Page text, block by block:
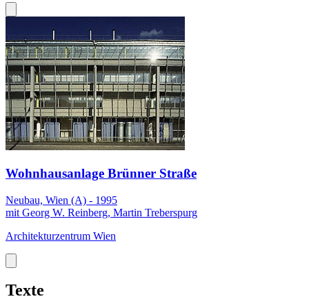
Wohnhausanlage Brünner Straße
Neubau, Wien (A) - 1995
mit Georg W. Reinberg, Martin Treberspurg
Architekturzentrum Wien
Texte